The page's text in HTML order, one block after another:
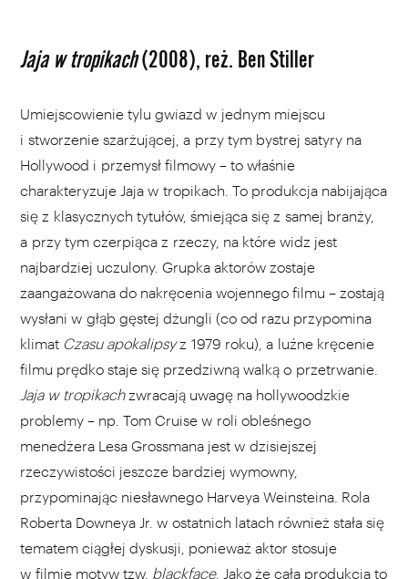
Jaja w tropikach(2008), reż. Ben Stiller
Umiejscowienie tylu gwiazd w jednym miejscu
i stworzenie szarżującej, a przy tym bystrej satyry na
Hollywood i przemysł filmowy – to właśnie
charakteryzuje Jaja w tropikach. To produkcja nabijająca
się z klasycznych tytułów, śmiejąca się z samej branży,
a przy tym czerpiąca z rzeczy, na które widz jest
najbardziej uczulony. Grupka aktorów zostaje
zaangażowana do nakręcenia wojennego filmu – zostają
wysłani w głąb gęstej dżungli (co od razu przypomina
klimat Czasu apokalipsyz 1979 roku), a luźne kręcenie
filmu prędko staje się przedziwną walką o przetrwanie.
Jaja w tropikachzwracają uwagę na hollywoodzkie
problemy – np. Tom Cruise w roli obleśnego
menedżera Lesa Grossmana jest w dzisiejszej
rzeczywistości jeszcze bardziej wymowny,
przypominając niesławnego Harveya Weinsteina. Rola
Roberta Downeya Jr. w ostatnich latach również stała się
tematem ciągłej dyskusji, ponieważ aktor stosuje
w filmie motyw tzw. blackface. Jako że cała produkcja to